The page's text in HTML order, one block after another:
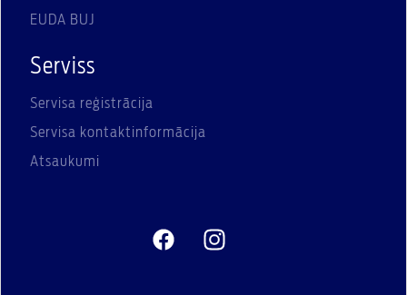
EUDA BUJ
Serviss
Servisa reģistrācija
Servisa kontaktinformācija
Atsaukumi